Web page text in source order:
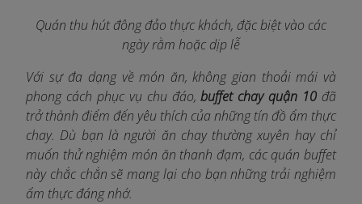
Quán thu hút đông đảo thực khách, đặc biệt vào các
ngày rằm hoặc dịp lễ
Với sự đa dạng về món ăn, không gian thoải mái và
phong cách phục vụ chu đáo,buffet chay quận 10 đã
trở thành điểm đến yêu thích của những tín đồ ẩm thực
chay. Dù bạn là người ăn chay thường xuyên hay chỉ
muốn thử nghiệm món ăn thanh đạm, các quán buffet
này chắc chắn sẽ mang lại cho bạn những trải nghiệm
ẩm thực đáng nhớ.